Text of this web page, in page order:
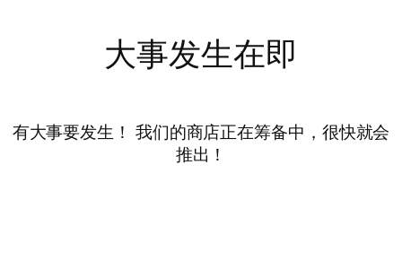
大事发生在即
有大事要发生！ 我们的商店正在筹备中，很快就会
推出！